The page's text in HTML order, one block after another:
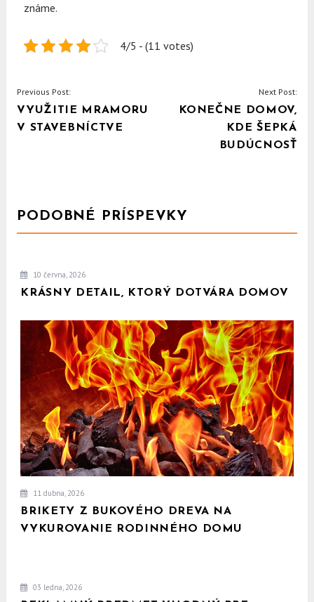
známe.
4/5 - (11 votes)
NAVIGACE
PRO
Previous Post:
VYUŽITIE MRAMORU
V STAVEBNÍCTVE
Next Post:
KONEČNE DOMOV,
KDE ŠEPKÁ
BUDÚCNOSŤ
PODOBNÉ PRÍSPEVKY
10 června, 2026
KRÁSNY DETAIL, KTORÝ DOTVÁRA DOMOV
11 dubna, 2026
BRIKETY Z BUKOVÉHO DREVA NA
VYKUROVANIE RODINNÉHO DOMU
03 ledna, 2026